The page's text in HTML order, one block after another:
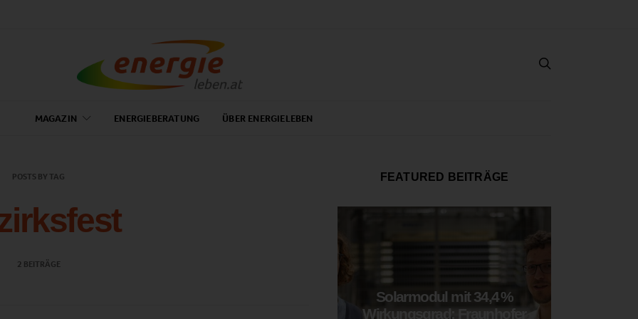
MAGAZIN ENERGIEBERATUNG ÜBER ENERGIELEBEN
POSTS BY TAG
2 BEITRÄGE
FEATURED BEITRÄGE
Solarmodul mit 34,4 %
Wirkungsgrad: Fraunhofer